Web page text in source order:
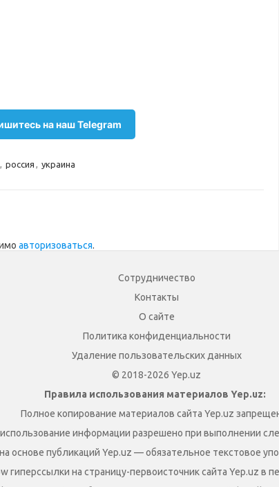
на наш Telegram
, россия , украина
авторизоваться.
Сотрудничество
Контакты
О сайте
Политика конфиденциальности
Удаление пользовательских данных
© 2018-2026 Yep.uz
Правила использования материалов Yep.uz:
Полное копирование материалов сайта Yep.uz
информации разрешено при выполнении
основе публикаций Yep.uz — обязательное текстовое
гиперссылки на страницу-первоисточник сайта Yep.uz в